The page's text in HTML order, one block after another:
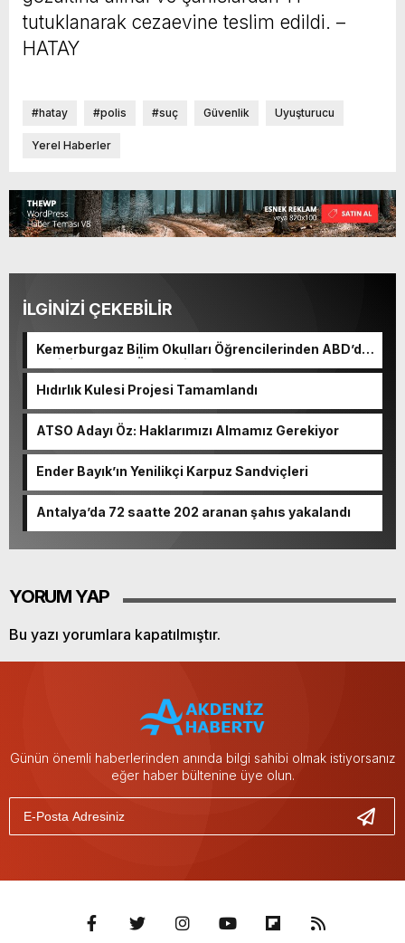
tutuklanarak cezaevine teslim edildi. –
HATAY
#hatay #polis #suç Güvenlik Uyuşturucu
Yerel Haberler
İLGİNİZİ ÇEKEBİLİR
Kemerburgaz Bilim Okulları Öğrencilerinden ABD’de
Tarihi Başarı: 6 Öğrenci 14 Madalya Kazandı
Hıdırlık Kulesi Projesi Tamamlandı
ATSO Adayı Öz: Haklarımızı Almamız Gerekiyor
Ender Bayık’ın Yenilikçi Karpuz Sandviçleri
Antalya’da 72 saatte 202 aranan şahıs yakalandı
YORUM YAP
Bu yazı yorumlara kapatılmıştır.
Günün önemli haberlerinden anında bilgi sahibi olmak istiyorsanız
eğer haber bültenine üye olun.